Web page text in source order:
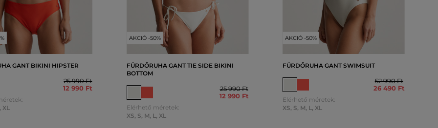
GANT BIKINI HIPSTER
25 990 Ft
12 990 Ft
, XL
AKCIÓ -50%
FÜRDŐRUHA GANT TIE SIDE BIKINI
BOTTOM
25 990 Ft
12 990 Ft
Elérhető méretek:
XS, S, M, L, XL
AKCIÓ -50%
FÜRDŐRUHA GANT SWIMSUIT
52 990 Ft
26 490 Ft
Elérhető méretek:
XS, S, M, L, XL